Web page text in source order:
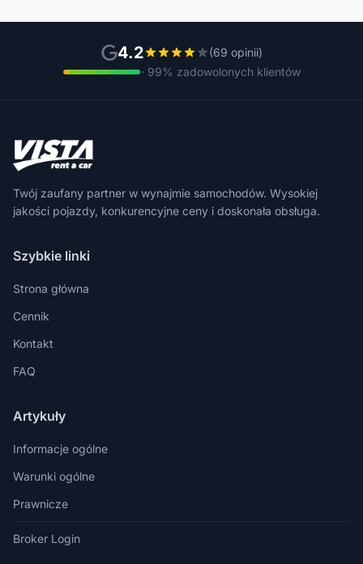
4.2
(69 opinii)
· 99% zadowolonych klientów
Twój zaufany partner w wynajmie samochodów. Wysokiej
jakości pojazdy, konkurencyjne ceny i doskonała obsługa.
Szybkie linki
Strona główna
Cennik
Kontakt
FAQ
Artykuły
Informacje ogólne
Warunki ogólne
Prawnicze
Broker Login